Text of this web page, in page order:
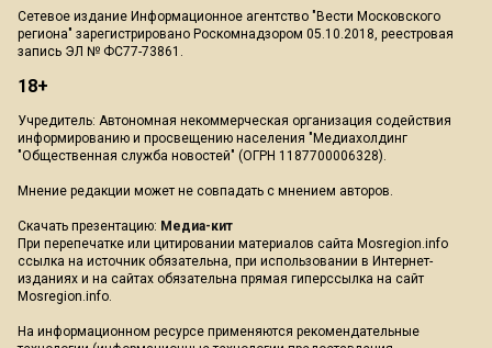
Сетевое издание Информационное агентство "Вести Московского
региона" зарегистрировано Роскомнадзором 05.10.2018, реестровая
запись ЭЛ № ФС77-73861.
18+
Учредитель: Автономная некоммерческая организация содействия
информированию и просвещению населения "Медиахолдинг
"Общественная служба новостей" (ОГРН 1187700006328).
Мнение редакции может не совпадать с мнением авторов.
Скачать презентацию: Медиа-кит
При перепечатке или цитировании материалов сайта Mosregion.info
ссылка на источник обязательна, при использовании в Интернет-
изданиях и на сайтах обязательна прямая гиперссылка на сайт
Mosregion.info.
На информационном ресурсе применяются рекомендательные